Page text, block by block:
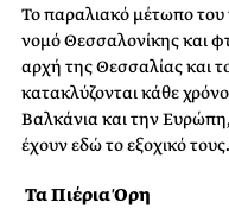
Το παραλιακό μέτωπο
νομό Θεσσαλονίκης και
αρχή της Θεσσαλίας και
κατακλύζονται κάθε
Βαλκάνια και την
έχουν εδώ το εξοχικό τους.
Τα Πιέρια Όρη